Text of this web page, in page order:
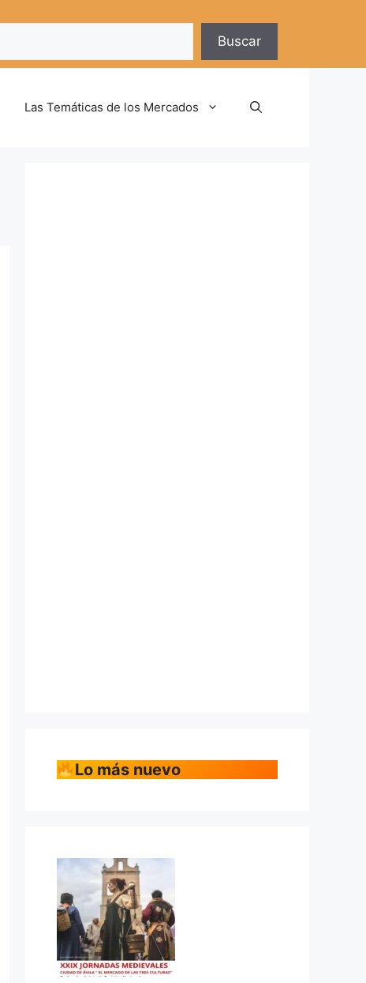
Buscar
Las Temáticas de los Mercados
Lo más nuevo